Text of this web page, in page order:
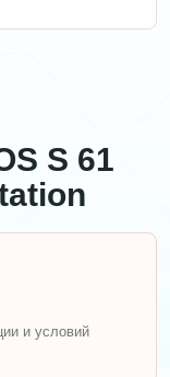
S 61
и условий